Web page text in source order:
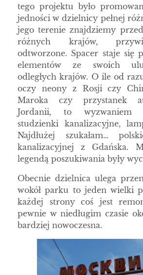
tego projektu było
jedności w dzielnicy pełnej
jego terenie znajdziemy
różnych krajów,
odtworzone. Spacer staje się
elementów ze swoich
odległych krajów. O ile od
oczy neony z Rosji czy
Maroka czy przystanek
Jordanii, to wyzwaniem
studzienki kanalizacyjne,
Najdłużej szukałam…
kanalizacyjnej z Gdańska.
legendą poszukiwania były
Obecnie dzielnica ulega
wokół parku to jeden wielki
każdej strony coś jest
pewnie w niedługim czasie
bardziej nowoczesna.